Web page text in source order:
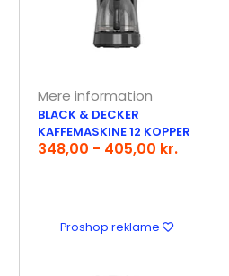
Mere information
BLACK & DECKER
KAFFEMASKINE 12 KOPPER
348,00 - 405,00 kr.
Proshop reklame